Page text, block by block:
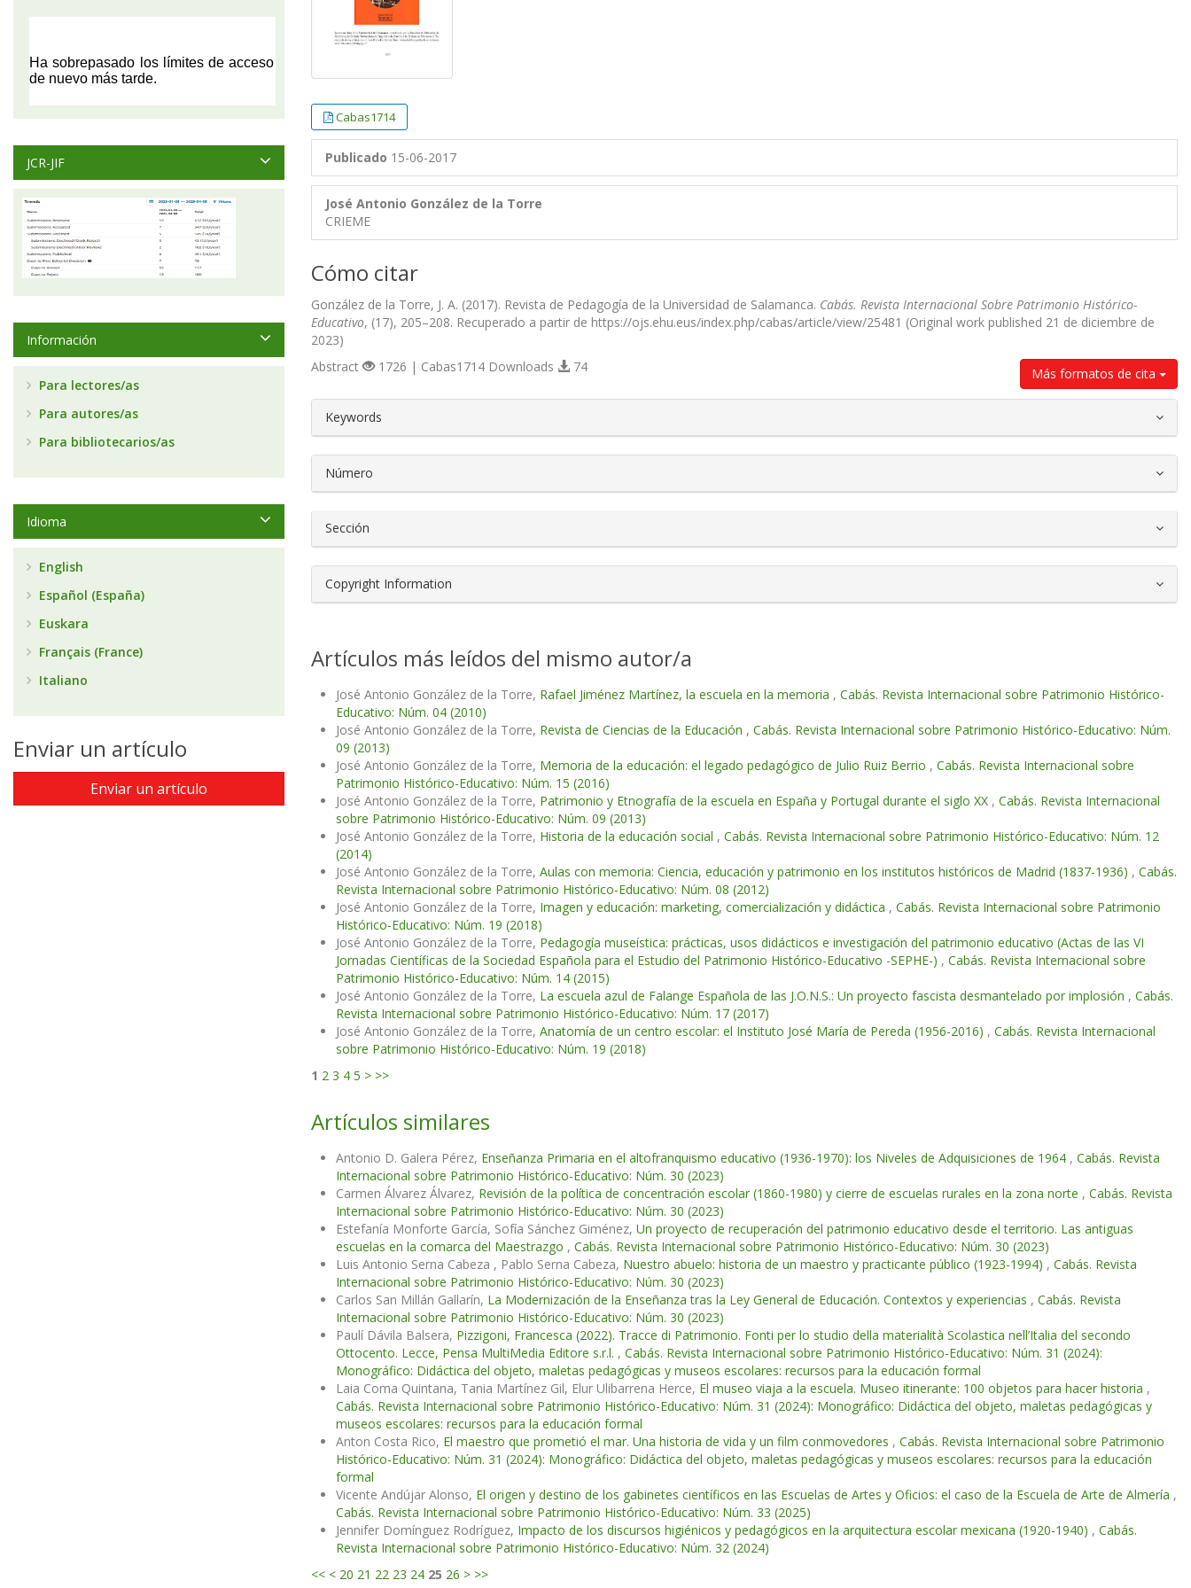
Cabas1714
Publicado 15-06-2017
José Antonio González de la Torre
CRIEME
Cómo citar
González de la Torre, J. A. (2017). Revista de Pedagogía de la Universidad de Salamanca. Cabás. Revista Internacional Sobre Patrimonio Histórico-
Educativo, (17), 205–208. Recuperado a partir de https://ojs.ehu.eus/index.php/cabas/article/view/25481 (Original work published 21 de diciembre de
2023)
Más formatos de cita
Abstract 1726 | Cabas1714 Downloads 74
##plugins.themes.bootstrap3.article.details##
Keywords
Número
Sección
Copyright Information
Artículos más leídos del mismo autor/a
José Antonio González de la Torre, Rafael Jiménez Martínez, la escuela en la memoria , Cabás. Revista Internacional sobre Patrimonio Histórico-
Educativo: Núm. 04 (2010)
José Antonio González de la Torre, Revista de Ciencias de la Educación , Cabás. Revista Internacional sobre Patrimonio Histórico-Educativo: Núm.
09 (2013)
José Antonio González de la Torre, Memoria de la educación: el legado pedagógico de Julio Ruiz Berrio , Cabás. Revista Internacional sobre
Patrimonio Histórico-Educativo: Núm. 15 (2016)
José Antonio González de la Torre, Patrimonio y Etnografía de la escuela en España y Portugal durante el siglo XX , Cabás. Revista Internacional
sobre Patrimonio Histórico-Educativo: Núm. 09 (2013)
José Antonio González de la Torre, Historia de la educación social , Cabás. Revista Internacional sobre Patrimonio Histórico-Educativo: Núm. 12
(2014)
José Antonio González de la Torre, Aulas con memoria: Ciencia, educación y patrimonio en los institutos históricos de Madrid (1837-1936) , Cabás.
Revista Internacional sobre Patrimonio Histórico-Educativo: Núm. 08 (2012)
José Antonio González de la Torre, Imagen y educación: marketing, comercialización y didáctica , Cabás. Revista Internacional sobre Patrimonio
Histórico-Educativo: Núm. 19 (2018)
José Antonio González de la Torre, Pedagogía museística: prácticas, usos didácticos e investigación del patrimonio educativo (Actas de las VI
Jornadas Científicas de la Sociedad Española para el Estudio del Patrimonio Histórico-Educativo -SEPHE-) , Cabás. Revista Internacional sobre
Patrimonio Histórico-Educativo: Núm. 14 (2015)
José Antonio González de la Torre, La escuela azul de Falange Española de las J.O.N.S.: Un proyecto fascista desmantelado por implosión , Cabás.
Revista Internacional sobre Patrimonio Histórico-Educativo: Núm. 17 (2017)
José Antonio González de la Torre, Anatomía de un centro escolar: el Instituto José María de Pereda (1956-2016) , Cabás. Revista Internacional
sobre Patrimonio Histórico-Educativo: Núm. 19 (2018)
1 2 3 4 5 > >>
Artículos similares
Antonio D. Galera Pérez, Enseñanza Primaria en el altofranquismo educativo (1936-1970): los Niveles de Adquisiciones de 1964 , Cabás. Revista
Internacional sobre Patrimonio Histórico-Educativo: Núm. 30 (2023)
Carmen Álvarez Álvarez, Revisión de la política de concentración escolar (1860-1980) y cierre de escuelas rurales en la zona norte , Cabás. Revista
Internacional sobre Patrimonio Histórico-Educativo: Núm. 30 (2023)
Estefanía Monforte García, Sofía Sánchez Giménez, Un proyecto de recuperación del patrimonio educativo desde el territorio. Las antiguas
escuelas en la comarca del Maestrazgo , Cabás. Revista Internacional sobre Patrimonio Histórico-Educativo: Núm. 30 (2023)
Luis Antonio Serna Cabeza , Pablo Serna Cabeza, Nuestro abuelo: historia de un maestro y practicante público (1923-1994) , Cabás. Revista
Internacional sobre Patrimonio Histórico-Educativo: Núm. 30 (2023)
Carlos San Millán Gallarín, La Modernización de la Enseñanza tras la Ley General de Educación. Contextos y experiencias , Cabás. Revista
Internacional sobre Patrimonio Histórico-Educativo: Núm. 30 (2023)
Paulí Dávila Balsera, Pizzigoni, Francesca (2022). Tracce di Patrimonio. Fonti per lo studio della materialità Scolastica nell’Italia del secondo
Ottocento. Lecce, Pensa MultiMedia Editore s.r.l. , Cabás. Revista Internacional sobre Patrimonio Histórico-Educativo: Núm. 31 (2024):
Monográfico: Didáctica del objeto, maletas pedagógicas y museos escolares: recursos para la educación formal
Laia Coma Quintana, Tania Martínez Gil, Elur Ulibarrena Herce, El museo viaja a la escuela. Museo itinerante: 100 objetos para hacer historia ,
Cabás. Revista Internacional sobre Patrimonio Histórico-Educativo: Núm. 31 (2024): Monográfico: Didáctica del objeto, maletas pedagógicas y
museos escolares: recursos para la educación formal
Anton Costa Rico, El maestro que prometió el mar. Una historia de vida y un film conmovedores , Cabás. Revista Internacional sobre Patrimonio
Histórico-Educativo: Núm. 31 (2024): Monográfico: Didáctica del objeto, maletas pedagógicas y museos escolares: recursos para la educación
formal
Vicente Andújar Alonso, El origen y destino de los gabinetes científicos en las Escuelas de Artes y Oficios: el caso de la Escuela de Arte de Almería ,
Cabás. Revista Internacional sobre Patrimonio Histórico-Educativo: Núm. 33 (2025)
Jennifer Domínguez Rodríguez, Impacto de los discursos higiénicos y pedagógicos en la arquitectura escolar mexicana (1920-1940) , Cabás.
Revista Internacional sobre Patrimonio Histórico-Educativo: Núm. 32 (2024)
<< < 20 21 22 23 24 25 26 > >>
JCR-JIF
Información
Para lectores/as
Para autores/as
Para bibliotecarios/as
Idioma
English
Español (España)
Euskara
Français (France)
Italiano
Enviar un artículo
Enviar un artículo